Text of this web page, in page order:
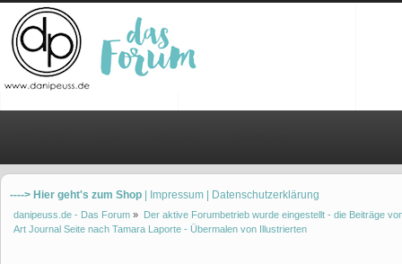
----> Hier geht's zum Shop | Impressum | Datenschutzerklärung
danipeuss.de - Das Forum » Der aktive Forumbetrieb wurde eingestellt - die Beiträge
Art Journal Seite nach Tamara Laporte - Übermalen von Illustrierten